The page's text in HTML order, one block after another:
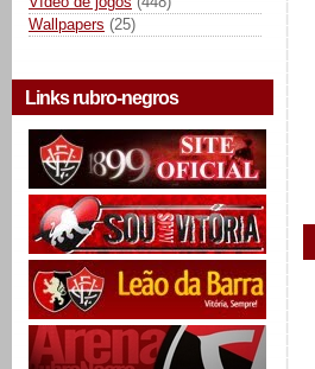
Wallpapers (25)
Links rubro-negros